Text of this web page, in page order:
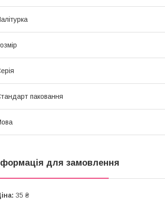
паковання
для замовлення
35 ₴